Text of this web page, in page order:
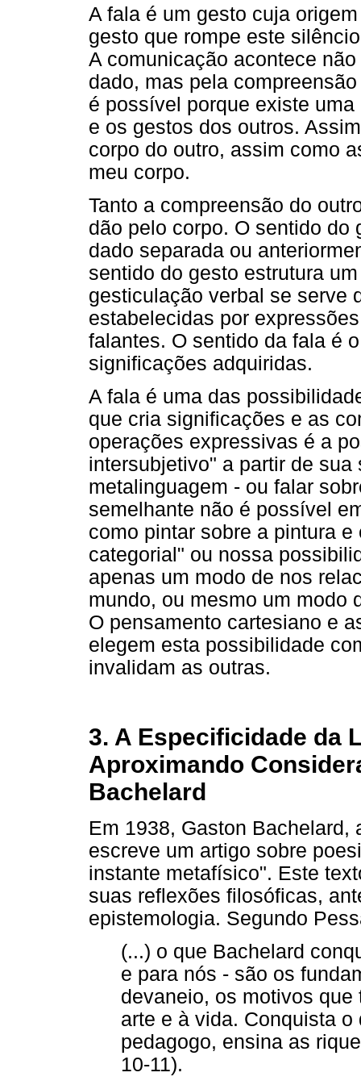
A fala é um gesto cuja
gesto que rompe este
A comunicação acontece
dado, mas pela
é possível porque existe
e os gestos dos outros.
corpo do outro, assim como
meu corpo.
Tanto a compreensão do
dão pelo corpo. O sentido do
dado separada ou
sentido do gesto estrutura
gesticulação verbal se serve
estabelecidas por
falantes. O sentido da fala é
significações adquiridas.
A fala é uma das
que cria significações e as
operações expressivas é a
intersubjetivo" a partir de
metalinguagem - ou falar
semelhante não é possível
como pintar sobre a pintura
categorial" ou nossa
apenas um modo de nos
mundo, ou mesmo um modo
O pensamento cartesiano e
elegem esta possibilidade
invalidam as outras.
3. A Especificidade da
Aproximando
Bachelard
Em 1938, Gaston
escreve um artigo sobre
instante metafísico". Este
suas reflexões filosóficas,
epistemologia. Segundo
(...) o que Bachelard
e para nós - são os
devaneio, os motivos
arte e à vida. Conquista
pedagogo, ensina as
10-11).